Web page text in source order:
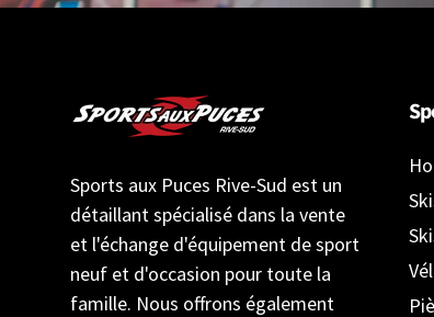
Sports aux Puces Rive-Sud est un
détaillant spécialisé dans la vente
et l'échange d'équipement de sport
neuf et d'occasion pour toute la
famille. Nous offrons également